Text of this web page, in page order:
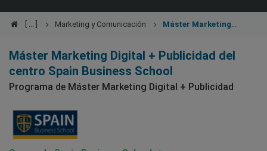
Marketing y Comunicación
Máster Marketing Digital + Publicidad del
centro Spain Business School
Programa de Máster Marketing Digital + Publicidad